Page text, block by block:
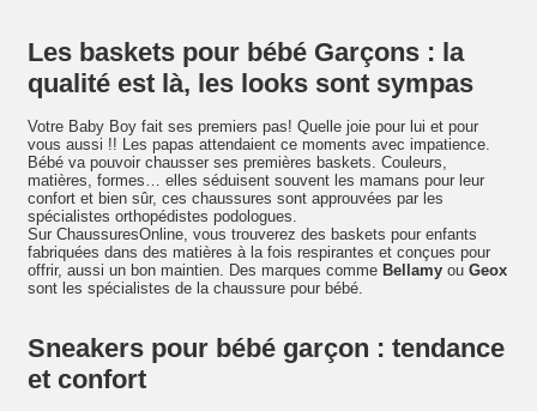
Les baskets pour bébé Garçons : la
qualité est là, les looks sont sympas
Votre Baby Boy fait ses premiers pas! Quelle joie pour lui et pour
vous aussi !! Les papas attendaient ce moments avec impatience.
Bébé va pouvoir chausser ses premières baskets. Couleurs,
matières, formes… elles séduisent souvent les mamans pour leur
confort et bien sûr, ces chaussures sont approuvées par les
spécialistes orthopédistes podologues.
Sur ChaussuresOnline, vous trouverez des baskets pour enfants
fabriquées dans des matières à la fois respirantes et conçues pour
offrir, aussi un bon maintien. Des marques comme Bellamy ou Geox
sont les spécialistes de la chaussure pour bébé.
Sneakers pour bébé garçon : tendance
et confort